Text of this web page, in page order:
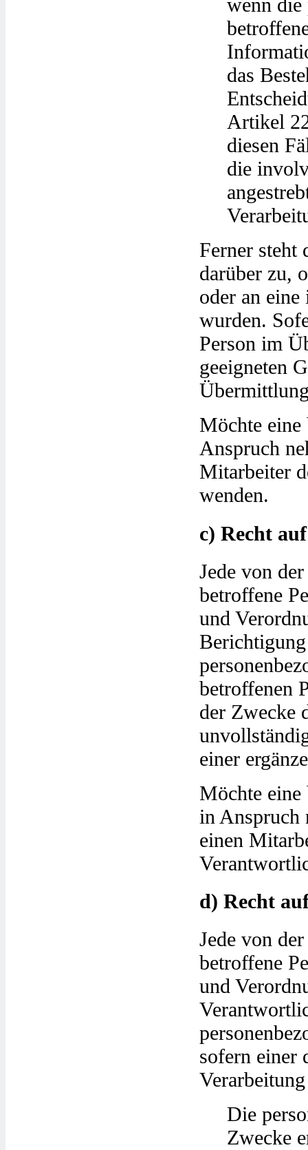
wenn die
das
Artikel
diesen
die
Ferner steht
darüber zu,
oder an
wurden.
Person im
geeigneten
Möchte eine
Anspruch
Mitarbeiter
wenden.
c) Recht
Jede von
betroffene
und
betroffenen
der Zwecke
einer
Möchte eine
in Anspruch
einen
d) Recht
Jede von
betroffene
und
sofern einer
Die
Zwecke